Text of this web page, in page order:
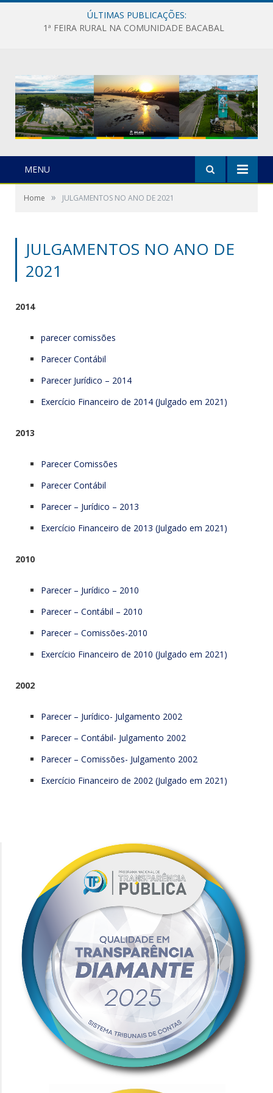
ÚLTIMAS PUBLICAÇÕES:
1ª FEIRA RURAL NA COMUNIDADE BACABAL
MENU
Home » JULGAMENTOS NO ANO DE 2021
JULGAMENTOS NO ANO DE
2021
2014
parecer comissões
Parecer Contábil
Parecer Jurídico – 2014
Exercício Financeiro de 2014 (Julgado em 2021)
2013
Parecer Comissões
Parecer Contábil
Parecer – Jurídico – 2013
Exercício Financeiro de 2013 (Julgado em 2021)
2010
Parecer – Jurídico – 2010
Parecer – Contábil – 2010
Parecer – Comissões-2010
Exercício Financeiro de 2010 (Julgado em 2021)
2002
Parecer – Jurídico- Julgamento 2002
Parecer – Contábil- Julgamento 2002
Parecer – Comissões- Julgamento 2002
Exercício Financeiro de 2002 (Julgado em 2021)